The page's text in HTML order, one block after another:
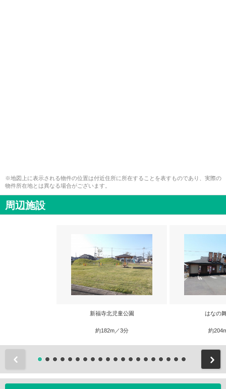
※地図上に表示される物件の位置は付近住所に所在することを表すものであり、実際の
物件所在地とは異なる場合がございます。
周辺施設
新福寺北児童公園
約182m／3分
はなの
約